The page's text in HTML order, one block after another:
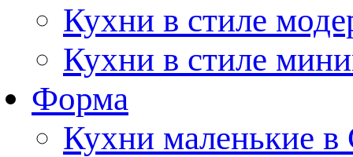
Кухни в стиле
Кухни в стиле
Форма
Кухни маленькие в